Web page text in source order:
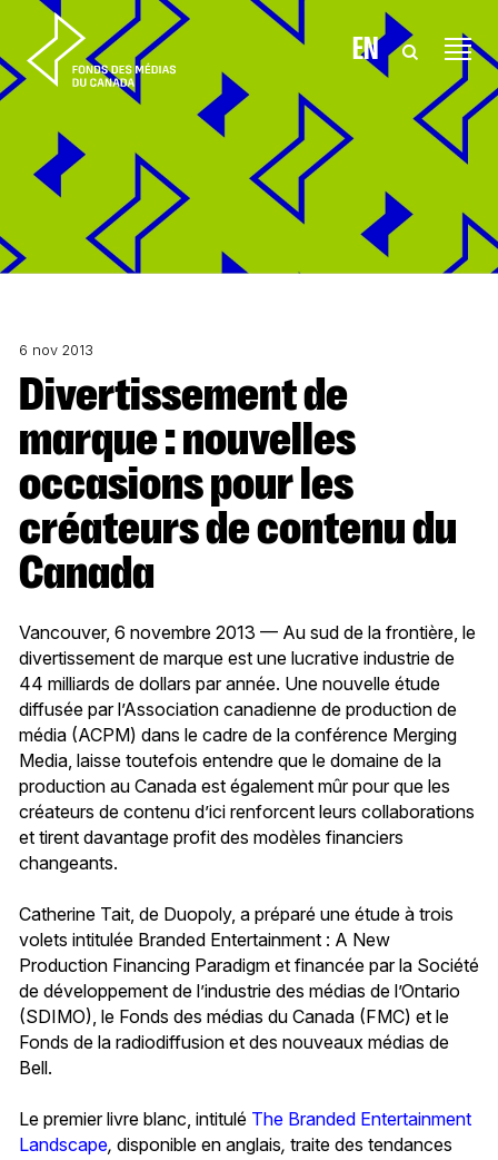
Aller au contenu EN
6 nov 2013
Divertissement de
marque : nouvelles
occasions pour les
créateurs de contenu du
Canada
Vancouver, 6 novembre 2013 — Au sud de la frontière, le
divertissement de marque est une lucrative industrie de
44 milliards de dollars par année. Une nouvelle étude
diffusée par l’Association canadienne de production de
média (ACPM) dans le cadre de la conférence Merging
Media, laisse toutefois entendre que le domaine de la
production au Canada est également mûr pour que les
créateurs de contenu d’ici renforcent leurs collaborations
et tirent davantage profit des modèles financiers
changeants.
Catherine Tait, de Duopoly, a préparé une étude à trois
volets intitulée Branded Entertainment : A New
Production Financing Paradigm et financée par la Société
de développement de l’industrie des médias de l’Ontario
(SDIMO), le Fonds des médias du Canada (FMC) et le
Fonds de la radiodiffusion et des nouveaux médias de
Bell.
Le premier livre blanc, intitulé The Branded Entertainment
Landscape, disponible en anglais, traite des tendances